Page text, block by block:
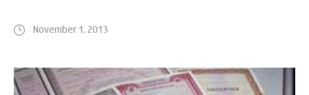
November 1, 2013